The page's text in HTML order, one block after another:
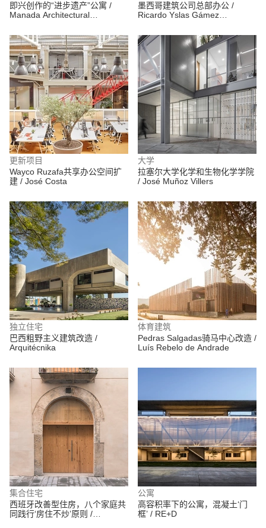
即兴创作的“进步遗产”公寓 /
Manada Architectural
墨西哥建筑公司总部办公 /
Ricardo Yslas Gámez
更新项目
Wayco Ruzafa共享办公空间扩
建 / José Costa
大学
拉塞尔大学化学和生物化学学院
/ José Muñoz Villers
独立住宅
巴西粗野主义建筑改造 /
Arquitécnika
体育建筑
Pedras Salgadas骑马中心改造 /
Luís Rebelo de Andrade
集合住宅
西班牙改善型住房，八个家庭共
同践行‘房住不炒’原则 /
公寓
高容积率下的公寓，混凝土‘门
框’ / RE+D